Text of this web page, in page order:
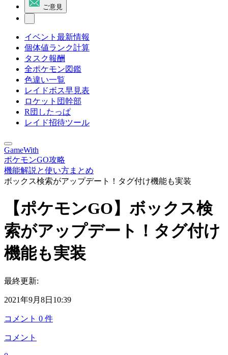
ご意見
イベント最新情報
個体値ランク計算
タスク報酬
全ポケモン図鑑
色違い一覧
レイドボス早見表
ロケット団幹部
R団したっぱ
レイド招待ツール
GameWith
ポケモンGO攻略
機能解説と使い方まとめ
ボックス検索がアップデート！タグ付け機能も実装
【ポケモンGO】ボックス検
索がアップデート！タグ付け
機能も実装
最終更新:
2021年9月8日10:39
コメント 0 件
コメント